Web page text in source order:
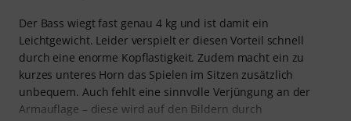
Der Bass wiegt fast genau 4 kg und ist damit ein
Leichtgewicht. Leider verspielt er diesen Vorteil schnell
durch eine enorme Kopflastigkeit. Zudem macht ein zu
kurzes unteres Horn das Spielen im Sitzen zusätzlich
unbequem. Auch fehlt eine sinnvolle Verjüngung an der
Armauflage – diese wird auf den Bildern durch